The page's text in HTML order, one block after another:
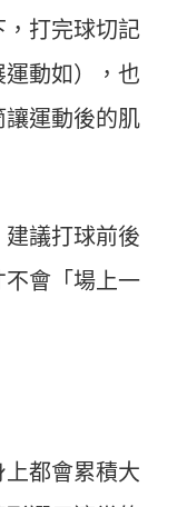
，打完球切記
動如­），也
運動後的肌
議打球前後
會「場上一
都會累積大